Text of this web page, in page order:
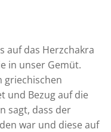
auf das Herzchakra
in unser Gemüt.
griechischen
und Bezug auf die
sagt, dass der
war und diese auf